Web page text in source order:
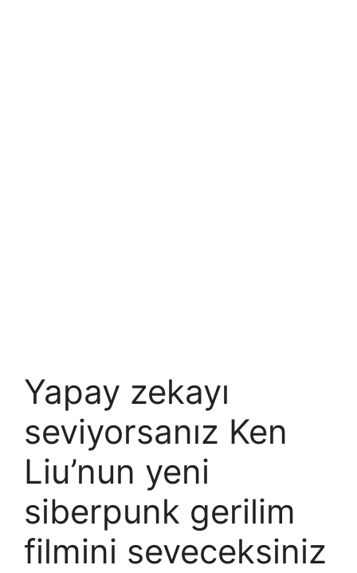
Yapay zekayı
seviyorsanız Ken
Liu’nun yeni
siberpunk gerilim
filmini seveceksiniz